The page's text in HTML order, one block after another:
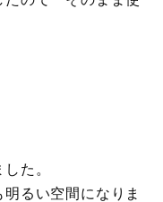
た。
るい空間になりま